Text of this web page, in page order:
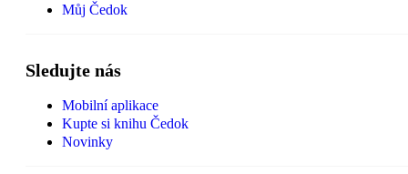
Můj Čedok
Sledujte nás
Mobilní aplikace
Kupte si knihu Čedok
Novinky